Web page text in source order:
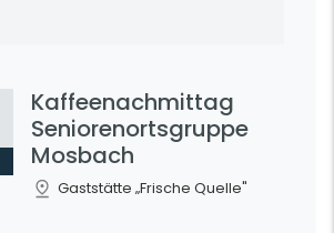
Kaffeenachmittag
Seniorenortsgruppe
Mosbach
Gaststätte „Frische Quelle"